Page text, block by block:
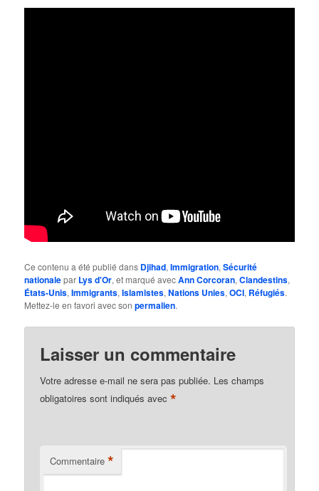
Ce contenu a été publié dans Djihad,Immigration,Sécurité
nationalepar Lys d'Or, et marqué avecAnn Corcoran,Clandestins,
États-Unis,Immigrants,Islamistes,Nations Unies,OCI, Réfugiés.
Mettez-le en favori avec sonpermalien.
Laisser un commentaire
Votre adresse e-mail ne sera pas publiée. Les champs
obligatoires sont indiqués avec*
Commentaire *